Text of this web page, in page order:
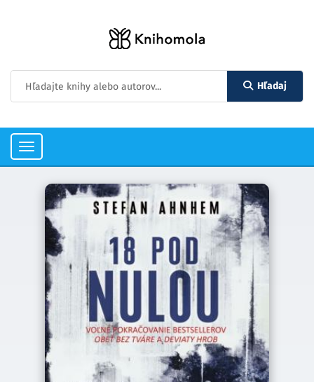
Hľadaj
Toggle
navigation